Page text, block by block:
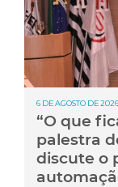
6 DE AGOSTO DE 2026
“O que
palestra
discute o